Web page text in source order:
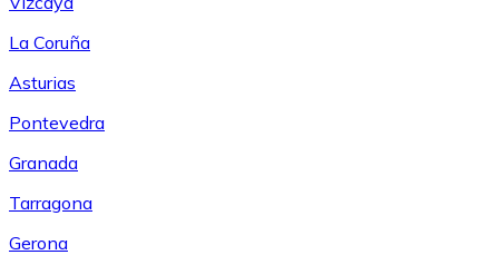
La Coruña
Asturias
Pontevedra
Granada
Tarragona
Gerona